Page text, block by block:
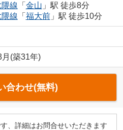
線 「 金山 」駅 徒歩8分
線 「 福大前」駅 徒歩10分
月(築31年)
合わせ(無料)
、詳細はお問合せいただきます